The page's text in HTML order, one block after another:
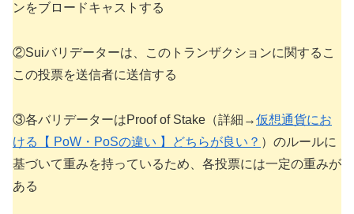
ンをブロードキャストする
②Suiバリデーターは、このトランザクションに関するこ
この投票を送信者に送信する
③各バリデーターはProof of Stake（詳細→仮想通貨にお
ける【 PoW・PoSの違い 】どちらが良い？ ）のルールに
基づいて重みを持っているため、各投票には一定の重みが
ある